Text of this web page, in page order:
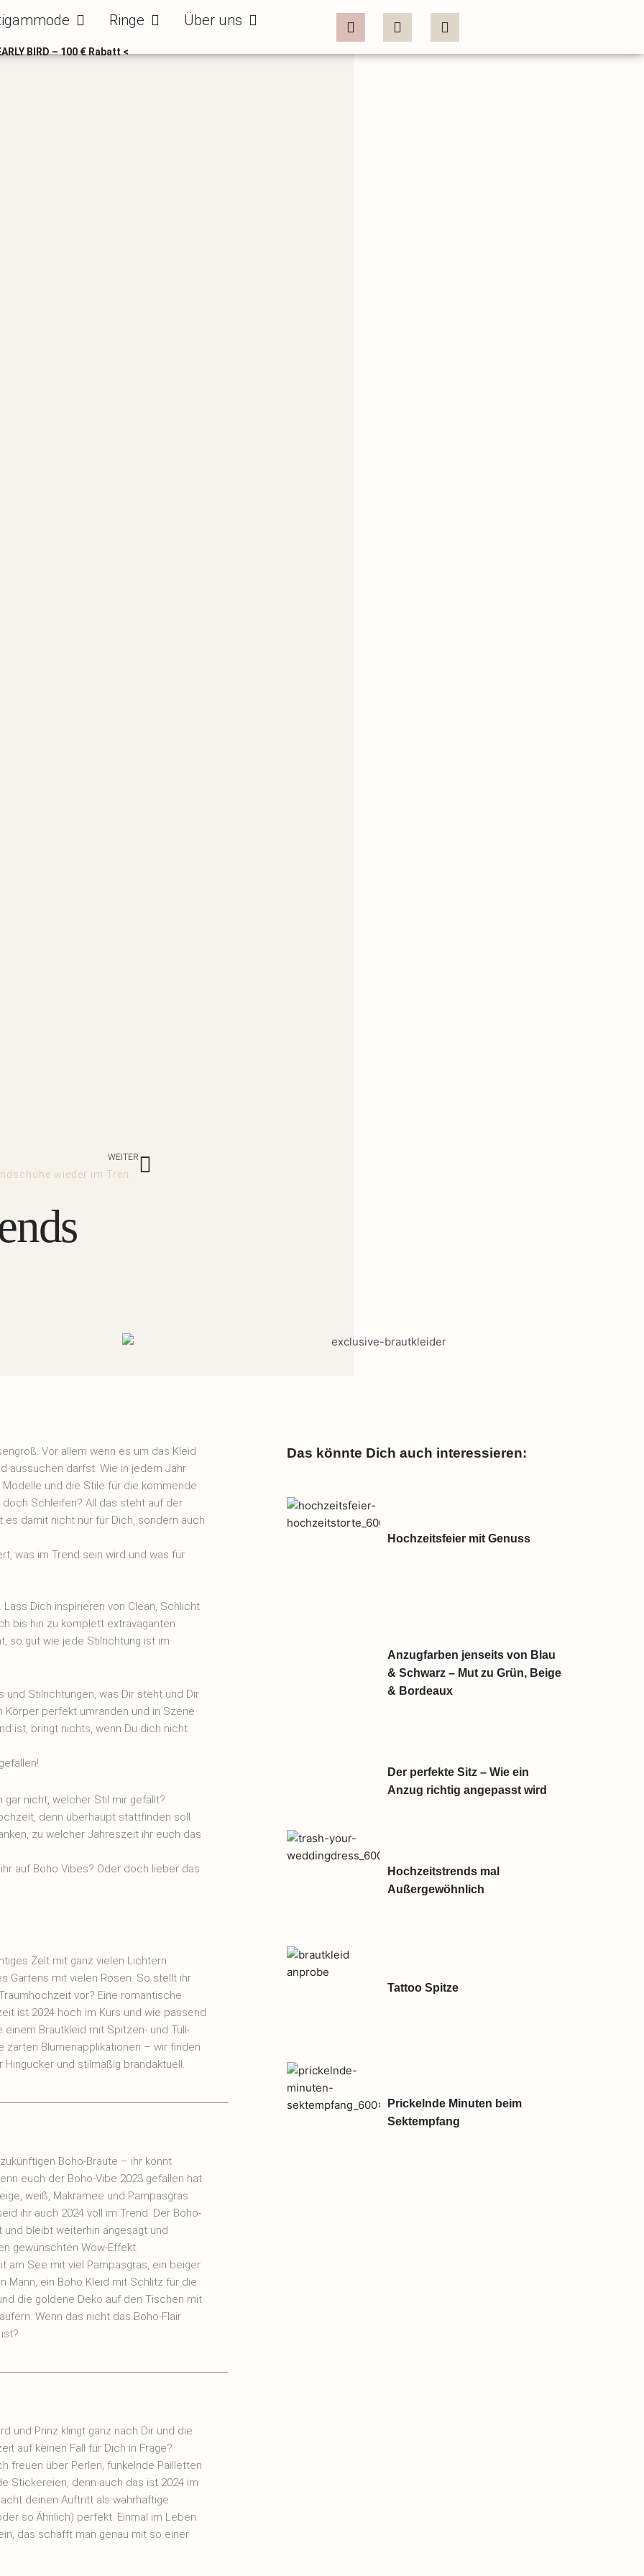
Öffne Bräutigammode
Ringe Öffne RingeÜber uns Öffne Über uns
BIRD – 100 € Rabatt <
WEITERNächster
Vor allem wenn es um das Kleid
aussuchen darfst. Wie in jedem Jahr
und die Stile für die kommende
Schleifen? All das steht auf der
es damit nicht nur für Dich, sondern auch
was im Trend sein wird und was für
Dich inspirieren von Clean, Schlicht
bis hin zu komplett extravaganten
so gut wie jede Stilrichtung ist im
Stilrichtungen, was Dir steht und Dir
Körper perfekt umranden und in Szene
ist, bringt nichts, wenn Du dich nicht
nicht, welcher Stil mir gefällt?
denn überhaupt stattfinden soll
zu welcher Jahreszeit ihr euch das
auf Boho Vibes? Oder doch lieber das
Zelt mit ganz vielen Lichtern
Gartens mit vielen Rosen. So stellt ihr
vor? Eine romantische
ist 2024 hoch im Kurs und wie passend
einem Brautkleid mit Spitzen- und Tüll-
zarten Blumenapplikationen – wir finden
Hingucker und stilmäßig brandaktuell.
Boho-Bräute – ihr könnt
euch der Boho-Vibe 2023 gefallen hat
weiß, Makramee und Pampasgras
ihr auch 2024 voll im Trend. Der Boho-
und bleibt weiterhin angesagt und
gewünschten Wow-Effekt.
am See mit viel Pampasgras, ein beiger
Mann, ein Boho Kleid mit Schlitz für die
die goldene Deko auf den Tischen mit
Wenn das nicht das Boho-Flair
und Prinz klingt ganz nach Dir und die
auf keinen Fall für Dich in Frage?
freuen über Perlen, funkelnde Pailletten
Stickereien, denn auch das ist 2024 im
deinen Auftritt als wahrhaftige
so Ähnlich) perfekt. Einmal im Leben
das schafft man genau mit so einer
Das könnte Dich auch interessieren:
Hochzeitsfeier mit Genuss
Anzugfarben jenseits von Blau
& Schwarz – Mut zu Grün, Beige
& Bordeaux
Der perfekte Sitz – Wie ein
Anzug richtig angepasst wird
Hochzeitstrends mal
Außergewöhnlich
Tattoo Spitze
Prickelnde Minuten beim
Sektempfang